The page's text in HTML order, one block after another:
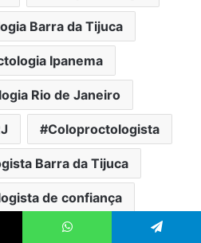
Barra da Tijuca
Ipanema
Rio de Janeiro
Coloproctologista
Barra da Tijuca
de confiança
Ipanema